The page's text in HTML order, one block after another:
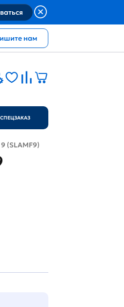
нам
СПЕЦЗАКАЗ
(SLAMF9)